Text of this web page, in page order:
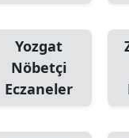
Yozgat
Nöbetçi
Eczaneler